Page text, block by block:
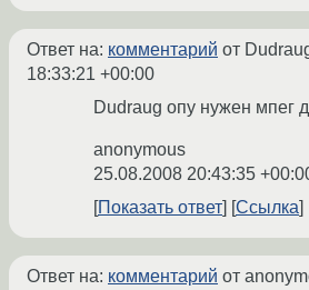
Ответ на: комментарий от
18:33:21 +00:00
Dudraug опу нужен мпег
anonymous
25.08.2008 20:43:35
Показать ответ
Ссылка
Ответ на: комментарий от